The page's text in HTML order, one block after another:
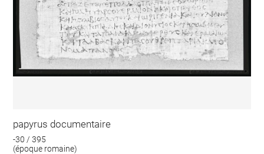
papyrus documentaire
-30 / 395
(époque romaine)